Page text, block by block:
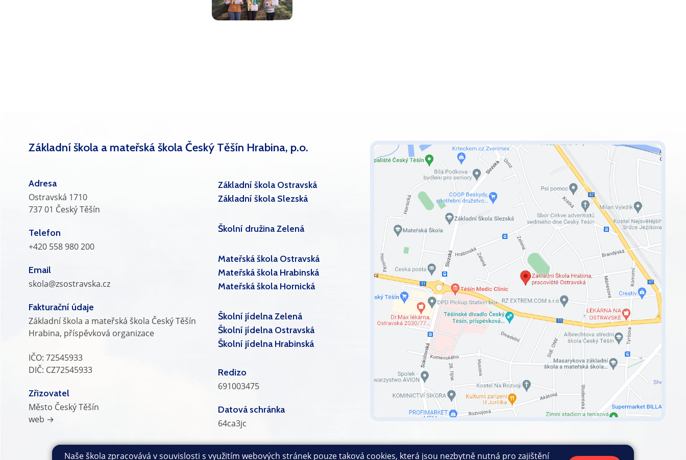
Základní škola a mateřská škola Český Těšín Hrabina, p.o.
Adresa
Ostravská 1710
737 01 Český Těšín
Telefon
+420 558 980 200
Email
skola@zsostravska.cz
Fakturační údaje
Základní škola a mateřská škola Český Těšín
Hrabina, příspěvková organizace
IČO: 72545933
DIČ: CZ72545933
Zřizovatel
Město Český Těšín
web →
Základní škola Ostravská
Základní škola Slezská
Školní družina Zelená
Mateřská škola Ostravská
Mateřská škola Hrabinská
Mateřská škola Hornická
Školní jídelna Zelená
Školní jídelna Ostravská
Školní jídelna Hrabinská
Redizo
691003475
Datová schránka
64ca3jc
Všechna práva vyhrazena. Copyright © 2026 |Mapa stránek| Učitelé| Přihlásit|Prohlášení o přístupnosti|Pravidla COOKIES|GDPR|Ochrana oznamovatelů
Naše škola zpracovává v souvislosti s využitím webových stránek pouze taková cookies, která jsou nezbytně nutná pro zajištění